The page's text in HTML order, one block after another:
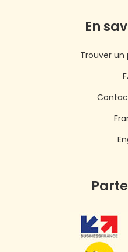
En
Trouver un